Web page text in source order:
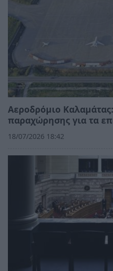
Αεροδρόμιο
παραχώρησης για τα
18/07/2026 18:42